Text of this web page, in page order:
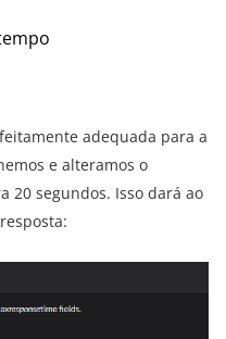
adequada para a
e alteramos o
20 segundos. Isso dará ao